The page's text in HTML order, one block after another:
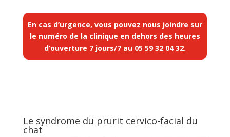
En cas d’urgence, vous pouvez nous joindre sur
le numéro de la clinique en dehors des heures
d’ouverture 7 jours/7 au 05 59 32 04 32.
Le syndrome du prurit cervico-facial du
chat